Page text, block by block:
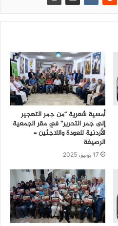
أمسية شعرية “من جمر التهجير
إلى جمر التحرير” في مقر الجمعية
الأردنية للعودة واللاجئين –
الرصيفة
17 يونيو، 2025